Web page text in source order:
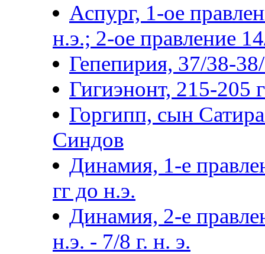
Аспург, 1-ое
н.э.; 2-ое правление
Гепепирия, 37/38-
Гигиэнонт, 215-205
Горгипп, сын
Синдов
Динамия, 1-е
гг до н.э.
Динамия, 2-е
н.э. - 7/8 г. н. э.